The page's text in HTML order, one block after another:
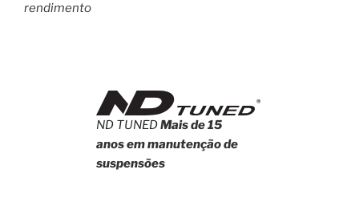
rendimento
ND TUNEDMais de 15
anos em manutenção de
suspensões